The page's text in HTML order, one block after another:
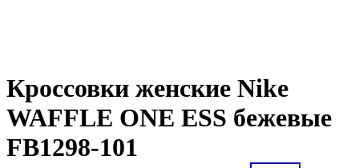
Кроссовки женские Nike
WAFFLE ONE ESS бежевые
FB1298-101